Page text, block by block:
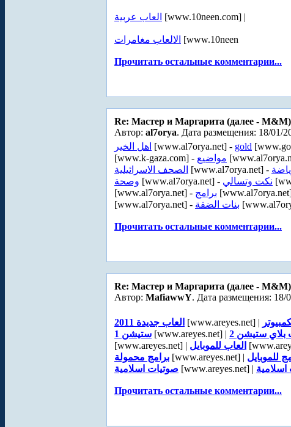
العاب عربية [www.10neen.com] |
الالعاب مغامرات [www.10neen
Прочитать остальные комментарии...
Re: Мастер и Маргарита (далее - М&М)
Автор: al7orya. Дата размещения: 18/01/
اهل الخير [www.al7orya.net] - gold
[www.k-gaza.com] - مواضيع
الصحف الاسرائيلية [www.al7orya.net] -
وصحة [www.al7orya.net] - نكت وتسالي
[www.al7orya.net] - برامج
[www.al7orya.net] - بنات الضفة
Прочитать остальные комментарии...
Re: Мастер и Маргарита (далее - М&М)
Автор: MafiawwY. Дата размещения: 18/
العاب جديدة 2011 [www.areyes.net] |
ستيشن 1 [www.areyes.net] | بلاي ستيشن 2
[www.areyes.net] | العاب للموبايل
برامج محمولة [www.areyes.net] | للموبايل
صوتيات اسلامية [www.areyes.net] |
Прочитать остальные комментарии...